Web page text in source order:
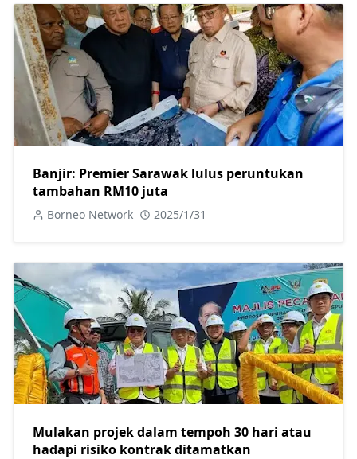
Banjir: Premier Sarawak lulus peruntukan
tambahan RM10 juta
Borneo Network 2025/1/31
Mulakan projek dalam tempoh 30 hari atau
hadapi risiko kontrak ditamatkan